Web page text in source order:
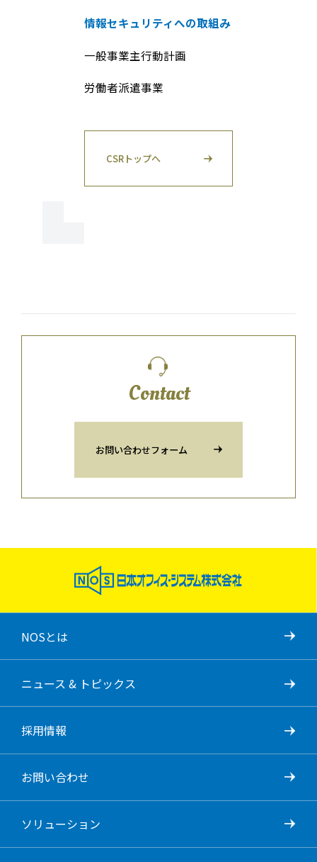
情報セキュリティへの取組み
一般事業主行動計画
労働者派遣事業
CSRトップへ
Contact
お問い合わせフォーム
NOSとは
ニュース & トピックス
採用情報
お問い合わせ
ソリューション